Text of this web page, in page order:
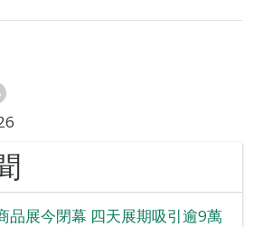
品展今閉幕 四天展期吸引逾9萬